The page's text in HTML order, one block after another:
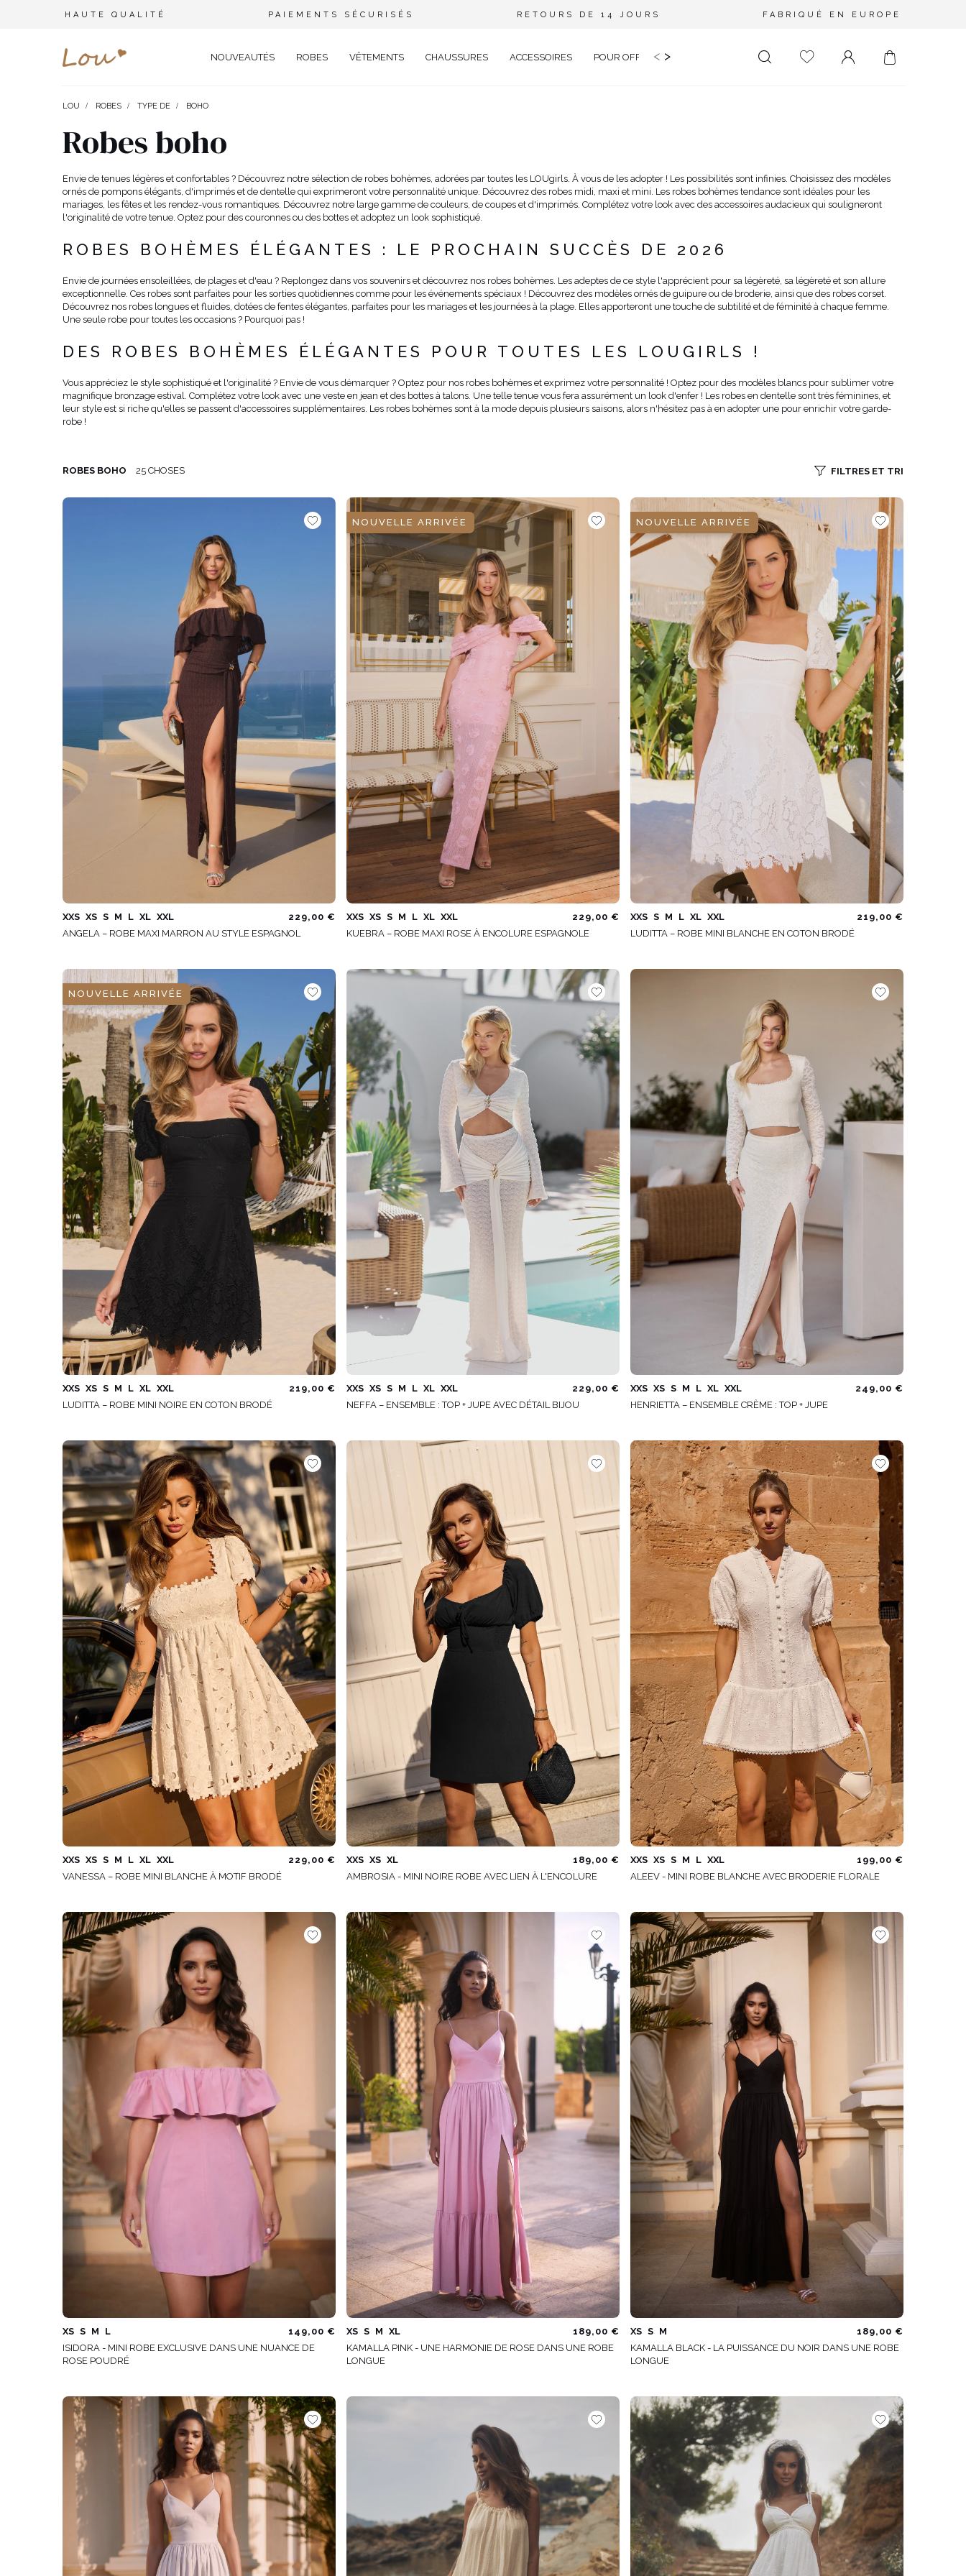
HAUTE QUALITÉ PAIEMENTS SÉCURISÉS RETOURS DE 14 JOURS FABRIQUÉ EN EUROPE
NOUVEAUTÉS ROBES
FÊTE DE MARIAGE
MARIAGE
BAPTÊME
TOUS LES JOURS
NOUVELLE ANNÉE
SAINT VALENTIN
BAL DE PROMO
COMMUNION
ÉLÉGANT
SOIRÉE
CÉLÉBRATION
CASUAL
COCKTAIL
DENTELLE
APPARIÉ
ÉVASÉ
ASYMÉTRIQUE
BOHO
JEAN
MIDI
MAXI
DANS LE DOS
CARRÉ
CARMEN
ÉTÉ
AVEC DES MANCHES
COURTES
SUR LES BRETELLES
SANS BRETELLES
NOUVEAUTÉS
VÊTEMENTS
COMBINAISONS
T-SHIRTS
SURVÊTEMENTS
COSTUMES
VESTES
JUPES
CHAUSSURES ACCESSOIRES
BRANCHES
CEINTURES
BIJOUX
ELASTIQUES POUR LES CHEVEUX
VOIR TOUS
POUR OFFRIR MARIAGE PLUS SIZE SALE
< >
LOU ROBES TYPE DE BOHO
Robes boho
Envie de tenues légères et confortables ? Découvrez notre sélection de robes bohèmes, adorées par toutes les LOUgirls. À vous de les adopter ! Les possibilités sont infinies. Choisissez des modèles
ornés de pompons élégants, d'imprimés et de dentelle qui exprimeront votre personnalité unique. Découvrez des robes midi, maxi et mini. Les robes bohèmes tendance sont idéales pour les
mariages, les fêtes et les rendez-vous romantiques. Découvrez notre large gamme de couleurs, de coupes et d'imprimés. Complétez votre look avec des accessoires audacieux qui souligneront
l'originalité de votre tenue. Optez pour des couronnes ou des bottes et adoptez un look sophistiqué.
ROBES BOHÈMES ÉLÉGANTES : LE PROCHAIN SUCCÈS DE 2026
Envie de journées ensoleillées, de plages et d'eau ? Replongez dans vos souvenirs et découvrez nos robes bohèmes. Les adeptes de ce style l'apprécient pour sa légèreté, sa légèreté et son allure
exceptionnelle. Ces robes sont parfaites pour les sorties quotidiennes comme pour les événements spéciaux ! Découvrez des modèles ornés de guipure ou de broderie, ainsi que des robes corset.
Découvrez nos robes longues et fluides, dotées de fentes élégantes, parfaites pour les mariages et les journées à la plage. Elles apporteront une touche de subtilité et de féminité à chaque femme.
Une seule robe pour toutes les occasions ? Pourquoi pas !
DES ROBES BOHÈMES ÉLÉGANTES POUR TOUTES LES LOUGIRLS !
Vous appréciez le style sophistiqué et l'originalité ? Envie de vous démarquer ? Optez pour nos robes bohèmes et exprimez votre personnalité ! Optez pour des modèles blancs pour sublimer votre
magnifique bronzage estival. Complétez votre look avec une veste en jean et des bottes à talons. Une telle tenue vous fera assurément un look d'enfer ! Les robes en dentelle sont très féminines, et
leur style est si riche qu'elles se passent d'accessoires supplémentaires. Les robes bohèmes sont à la mode depuis plusieurs saisons, alors n'hésitez pas à en adopter une pour enrichir votre garde-
robe !
ROBES BOHO 25 CHOSES FILTRES ET TRI
XXS XS S M L XL XXL
229,00 €
ANGELA – ROBE MAXI MARRON AU STYLE ESPAGNOL
NOUVELLE ARRIVÉE
XXS XS S M L XL XXL
229,00 €
KUEBRA – ROBE MAXI ROSE À ENCOLURE ESPAGNOLE
NOUVELLE ARRIVÉE
XXS S M L XL XXL
219,00 €
LUDITTA – ROBE MINI BLANCHE EN COTON BRODÉ
NOUVELLE ARRIVÉE
XXS XS S M L XL XXL
219,00 €
LUDITTA – ROBE MINI NOIRE EN COTON BRODÉ
XXS XS S M L XL XXL
229,00 €
NEFFA – ENSEMBLE : TOP + JUPE AVEC DÉTAIL BIJOU
XXS XS S M L XL XXL
249,00 €
HENRIETTA – ENSEMBLE CRÈME : TOP + JUPE
XXS XS S M L XL XXL
229,00 €
VANESSA – ROBE MINI BLANCHE À MOTIF BRODÉ
XXS XS XL
189,00 €
AMBROSIA - MINI NOIRE ROBE AVEC LIEN À L'ENCOLURE
XXS XS S M L XXL
199,00 €
ALEEV - MINI ROBE BLANCHE AVEC BRODERIE FLORALE
XS S M L
149,00 €
ISIDORA - MINI ROBE EXCLUSIVE DANS UNE NUANCE DE
ROSE POUDRÉ
XS S M XL
189,00 €
KAMALLA PINK - UNE HARMONIE DE ROSE DANS UNE ROBE
LONGUE
XS S M
189,00 €
KAMALLA BLACK - LA PUISSANCE DU NOIR DANS UNE ROBE
LONGUE